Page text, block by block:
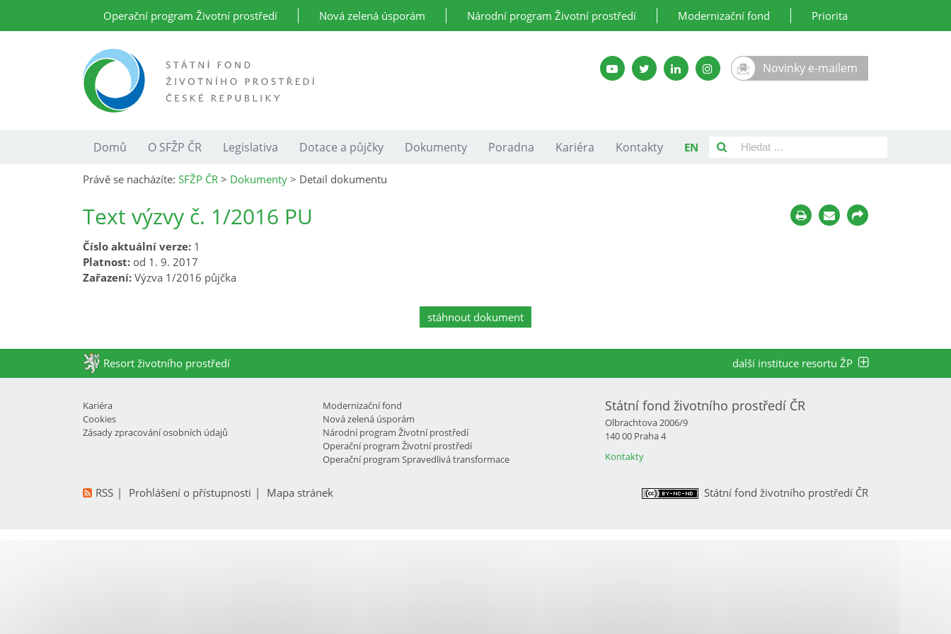
Operační program Životní prostředí Nová zelená úsporám Národní program Životní prostředí Modernizační fond Priorita
Novinky e-mailem
Domů O SFŽP ČR Legislativa Dotace a půjčky Dokumenty Poradna Kariéra Kontakty EN
Právě se nacházíte: SFŽP ČR > Dokumenty > Detail dokumentu
Text výzvy č. 1/2016 PU
Číslo aktuální verze: 1
Platnost: od 1. 9. 2017
Zařazení: Výzva 1/2016 půjčka
stáhnout dokument
Resort životního prostředí další instituce resortu ŽP
Kariéra
Cookies
Zásady zpracování osobních údajů
Modernizační fond
Nová zelená úsporám
Národní program Životní prostředí
Operační program Životní prostředí
Operační program Spravedlivá transformace
Státní fond životního prostředí ČR
Olbrachtova 2006/9
140 00 Praha 4
Kontakty
RSS Prohlášení o přístupnosti Mapa stránek Státní fond životního prostředí ČR